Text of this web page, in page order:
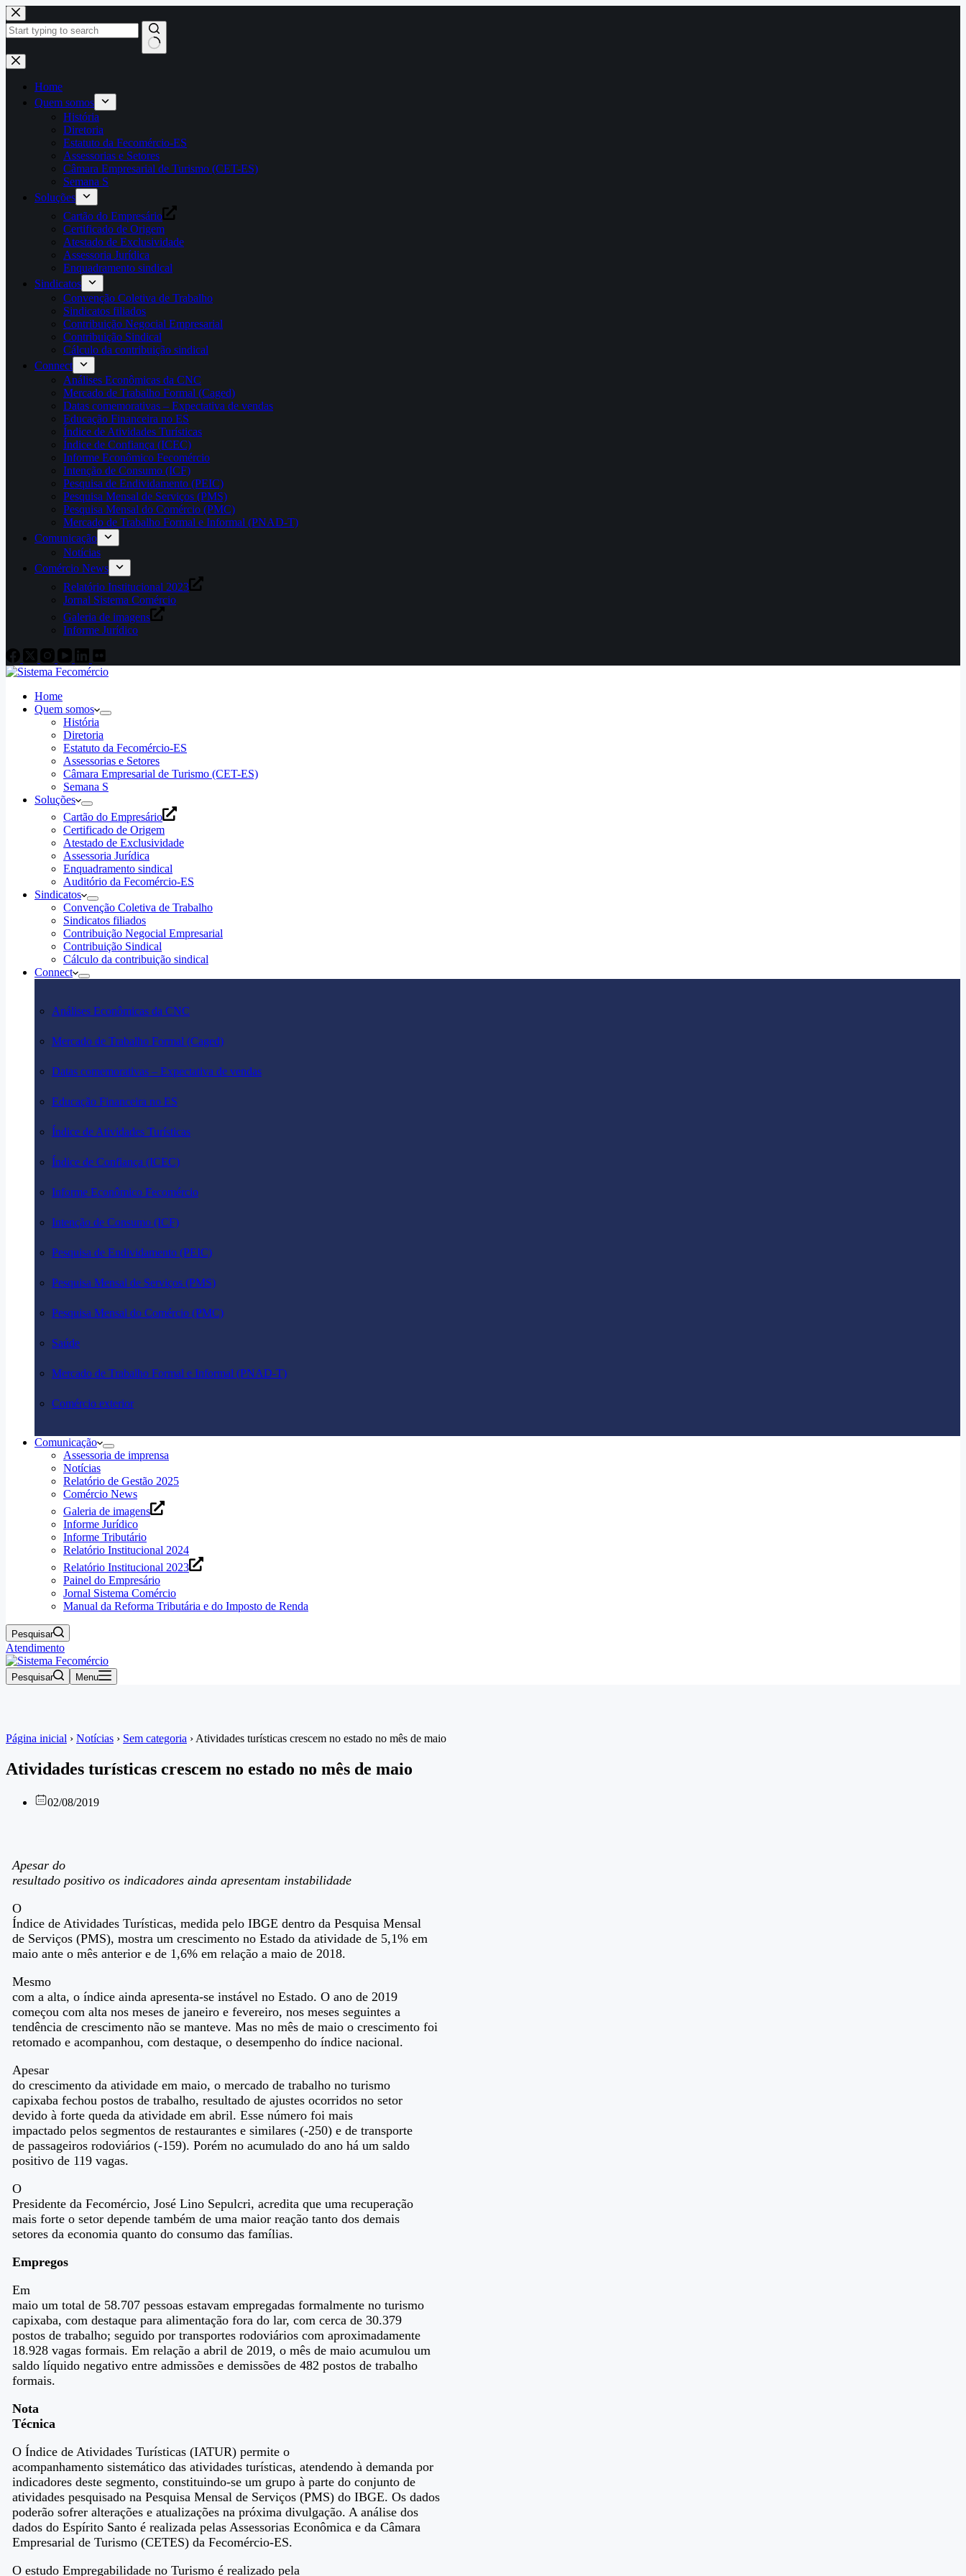
Pular
para
o
Home
Quem somos
História
Diretoria
Estatuto da Fecomércio-ES
Assessorias e Setores
Câmara Empresarial de Turismo (CET-ES)
Semana S
Soluções
Cartão do Empresário
Certificado de Origem
Atestado de Exclusividade
Assessoria Jurídica
Enquadramento sindical
Sindicatos
Convenção Coletiva de Trabalho
Sindicatos filiados
Contribuição Negocial Empresarial
Contribuição Sindical
Cálculo da contribuição sindical
Connect
Análises Econômicas da CNC
Mercado de Trabalho Formal (Caged)
Datas comemorativas – Expectativa de vendas
Educação Financeira no ES
Índice de Atividades Turísticas
Índice de Confiança (ICEC)
Informe Econômico Fecomércio
Intenção de Consumo (ICF)
Pesquisa de Endividamento (PEIC)
Pesquisa Mensal de Serviços (PMS)
Pesquisa Mensal do Comércio (PMC)
Mercado de Trabalho Formal e Informal (PNAD-T)
Comunicação
Notícias
Comércio News
Relatório Institucional 2023
Jornal Sistema Comércio
Galeria de imagens
Informe Jurídico
Home
Quem somos
História
Diretoria
Estatuto da Fecomércio-ES
Assessorias e Setores
Câmara Empresarial de Turismo (CET-ES)
Semana S
Soluções
Cartão do Empresário
Certificado de Origem
Atestado de Exclusividade
Assessoria Jurídica
Enquadramento sindical
Auditório da Fecomércio-ES
Sindicatos
Convenção Coletiva de Trabalho
Sindicatos filiados
Contribuição Negocial Empresarial
Contribuição Sindical
Cálculo da contribuição sindical
Connect
Análises Econômicas da CNC
Mercado de Trabalho Formal (Caged)
Datas comemorativas – Expectativa de vendas
Educação Financeira no ES
Índice de Atividades Turísticas
Índice de Confiança (ICEC)
Informe Econômico Fecomércio
Intenção de Consumo (ICF)
Pesquisa de Endividamento (PEIC)
Pesquisa Mensal de Serviços (PMS)
Pesquisa Mensal do Comércio (PMC)
Saúde
Mercado de Trabalho Formal e Informal (PNAD-T)
Comércio exterior
Comunicação
Assessoria de imprensa
Notícias
Relatório de Gestão 2025
Comércio News
Galeria de imagens
Informe Jurídico
Informe Tributário
Relatório Institucional 2024
Relatório Institucional 2023
Painel do Empresário
Jornal Sistema Comércio
Manual da Reforma Tributária e do Imposto de Renda
Pesquisar
Atendimento
Pesquisar Menu
Página inicial › Notícias › Sem categoria › Atividades turísticas crescem no estado no mês de maio
Atividades turísticas crescem no estado no mês de maio
02/08/2019
Apesar do
resultado positivo os indicadores ainda apresentam instabilidade
O
Índice de Atividades Turísticas, medida pelo IBGE dentro da Pesquisa Mensal
de Serviços (PMS), mostra um crescimento no Estado da atividade de 5,1% em
maio ante o mês anterior e de 1,6% em relação a maio de 2018.
Mesmo
com a alta, o índice ainda apresenta-se instável no Estado. O ano de 2019
começou com alta nos meses de janeiro e fevereiro, nos meses seguintes a
tendência de crescimento não se manteve. Mas no mês de maio o crescimento foi
retomado e acompanhou, com destaque, o desempenho do índice nacional.
Apesar
do crescimento da atividade em maio, o mercado de trabalho no turismo
capixaba fechou postos de trabalho, resultado de ajustes ocorridos no setor
devido à forte queda da atividade em abril. Esse número foi mais
impactado pelos segmentos de restaurantes e similares (-250) e de transporte
de passageiros rodoviários (-159). Porém no acumulado do ano há um saldo
positivo de 119 vagas.
O
Presidente da Fecomércio, José Lino Sepulcri, acredita que uma recuperação
mais forte o setor depende também de uma maior reação tanto dos demais
setores da economia quanto do consumo das famílias.
Empregos
Em
maio um total de 58.707 pessoas estavam empregadas formalmente no turismo
capixaba, com destaque para alimentação fora do lar, com cerca de 30.379
postos de trabalho; seguido por transportes rodoviários com aproximadamente
18.928 vagas formais. Em relação a abril de 2019, o mês de maio acumulou um
saldo líquido negativo entre admissões e demissões de 482 postos de trabalho
formais.
Nota
Técnica
O Índice de Atividades Turísticas (IATUR) permite o
acompanhamento sistemático das atividades turísticas, atendendo à demanda por
indicadores deste segmento, constituindo-se um grupo à parte do conjunto de
atividades pesquisado na Pesquisa Mensal de Serviços (PMS) do IBGE. Os dados
poderão sofrer alterações e atualizações na próxima divulgação. A análise dos
dados do Espírito Santo é realizada pelas Assessorias Econômica e da Câmara
Empresarial de Turismo (CETES) da Fecomércio-ES.
O estudo Empregabilidade no Turismo é realizado pela